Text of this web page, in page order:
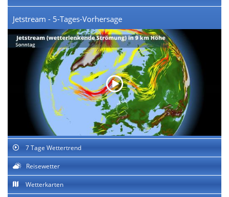
Jetstream - 5-Tages-Vorhersage
7 Tage Wettertrend
Reisewetter
Wetterkarten